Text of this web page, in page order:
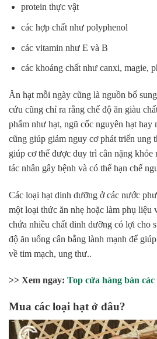
protein thực vật
các hợp chất như polyphenol
các vitamin như E và B
các khoáng chất như canxi, magie,
Ăn hạt mỗi ngày cũng là nguồn bổ
cứu cũng chỉ ra rằng chế độ ăn giàu
phẩm như hạt, ngũ cốc nguyên hạt hay
cũng giúp giảm nguy cơ phát triển ung
giúp cơ thể được duy trì cân nặng khỏe
tác nhân gây bệnh và có thể hạn chế
Các loại hạt dinh dưỡng ở các nước
một loại thức ăn nhẹ hoặc làm phụ liệu
chứa nhiều chất dinh dưỡng có lợi cho
độ ăn uống cân bằng lành mạnh để
về tim mạch, ung thư..
>> Xem ngay: Top cửa hàng bán
Mua các loại hạt ở đâu?